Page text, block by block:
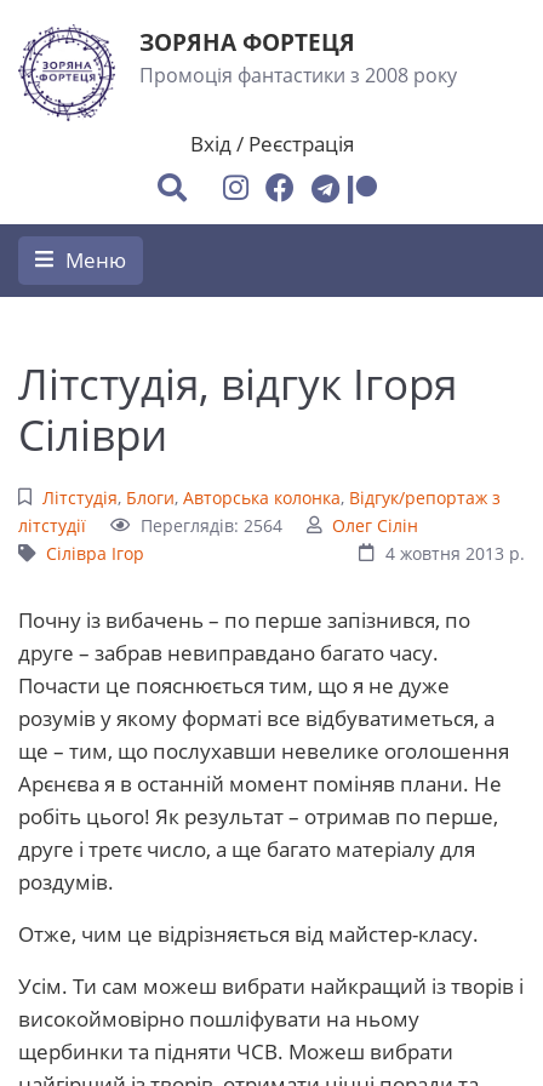
ЗОРЯНА ФОРТЕЦЯ
Промоція фантастики з 2008 року
Вхід/ Реєстрація
Меню
Літстудія, відгук Ігоря
Сіліври
Літстудія, Блоги, Авторська колонка, Відгук/репортаж з
літстудії
Переглядів: 2564
Олег Сілін
4 жовтня 2013 р.
Сілівра Ігор
Почну із вибачень – по перше запізнився, по
друге – забрав невиправдано багато часу.
Почасти це пояснюється тим, що я не дуже
розумів у якому форматі все відбуватиметься, а
ще – тим, що послухавши невелике оголошення
Арєнєва я в останній момент поміняв плани. Не
робіть цього! Як результат – отримав по перше,
друге і третє число, а ще багато матеріалу для
роздумів.
Отже, чим це відрізняється від майстер-класу.
Усім. Ти сам можеш вибрати найкращий із творів і
високоймовірно пошліфувати на ньому
щербинки та підняти ЧСВ. Можеш вибрати